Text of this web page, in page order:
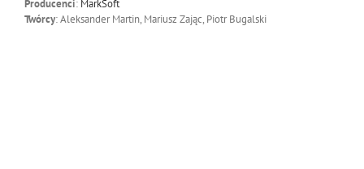
Producenci: MarkSoft
Twórcy: Aleksander Martin, Mariusz Zając, Piotr Bugalski